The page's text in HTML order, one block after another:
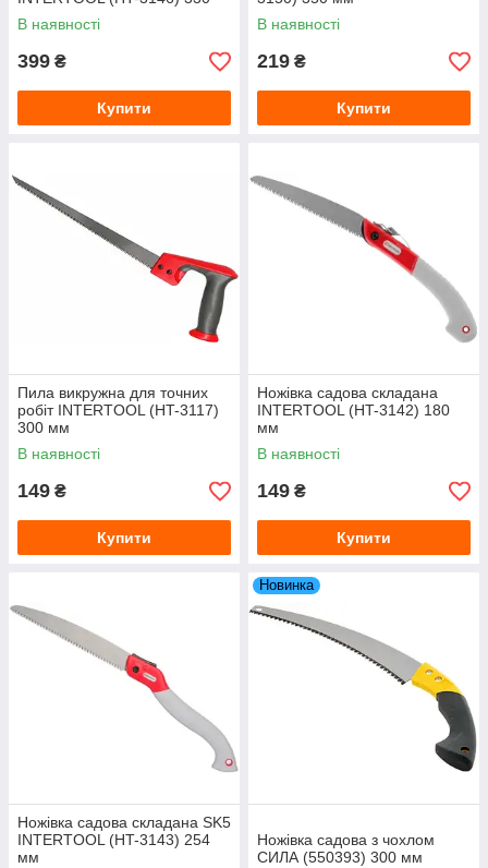
мм
В наявності
399 ₴
Купити
В наявності
219 ₴
Купити
Пила викружна для точних
робіт INTERTOOL (HT-3117)
300 мм
В наявності
149 ₴
Купити
Ножівка садова складана
INTERTOOL (HT-3142) 180
мм
В наявності
149 ₴
Купити
Ножівка садова складана SK5
INTERTOOL (HT-3143) 254
мм
Новинка
Ножівка садова з чохлом
СИЛА (550393) 300 мм